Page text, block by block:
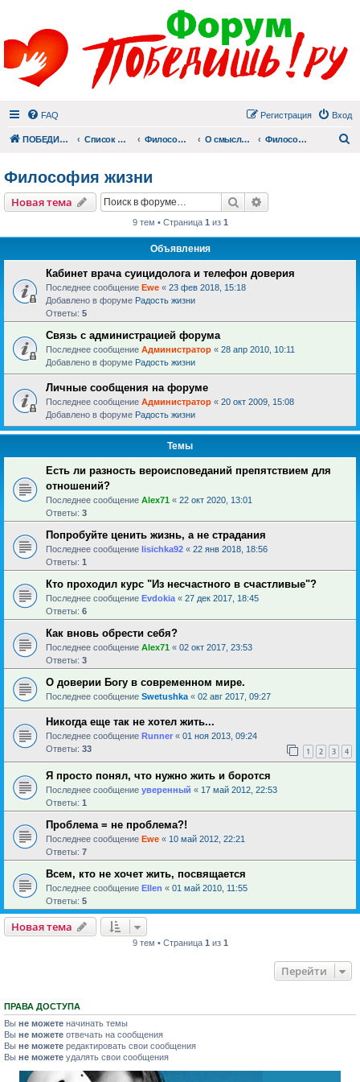
FAQ Вход
Регистрация
ПОБЕДИШЬ.РУ Список форумов Философский раздел О смысле смерти и смысле жизни Философия жизни
Философия жизни
Новая тема Поиск
9 тем • Страница 1 из 1
Объявления
Кабинет врача суицидолога и телефон доверия
Последнее сообщение Ewe « 23 фев 2018, 15:18
Добавлено в форуме Радость жизни
Ответы: 5
Связь с администрацией форума
Последнее сообщение Администратор « 28 апр 2010, 10:11
Добавлено в форуме Радость жизни
Личные сообщения на форуме
Последнее сообщение Администратор « 20 окт 2009, 15:08
Добавлено в форуме Радость жизни
Темы
Есть ли разность вероисповеданий препятствием для
отношений?
Последнее сообщение Alex71 « 22 окт 2020, 13:01
Ответы: 3
Попробуйте ценить жизнь, а не страдания
Последнее сообщение lisichka92 « 22 янв 2018, 18:56
Ответы: 1
Кто проходил курс "Из несчастного в счастливые"?
Последнее сообщение Evdokia « 27 дек 2017, 18:45
Ответы: 6
Как вновь обрести себя?
Последнее сообщение Alex71 « 02 окт 2017, 23:53
Ответы: 3
О доверии Богу в современном мире.
Последнее сообщение Swetushka « 02 авг 2017, 09:27
Никогда еще так не хотел жить...
Последнее сообщение Runner « 01 ноя 2013, 09:24
Ответы: 33 1 2 3 4
Я просто понял, что нужно жить и боротся
Последнее сообщение уверенный « 17 май 2012, 22:53
Ответы: 1
Проблема = не проблема?!
Последнее сообщение Ewe « 10 май 2012, 22:21
Ответы: 7
Всем, кто не хочет жить, посвящается
Последнее сообщение Ellen « 01 май 2010, 11:55
Ответы: 5
Новая тема
9 тем • Страница 1 из 1
Перейти
ПРАВА ДОСТУПА
Вы не можете начинать темы
Вы не можете отвечать на сообщения
Вы не можете редактировать свои сообщения
Вы не можете удалять свои сообщения